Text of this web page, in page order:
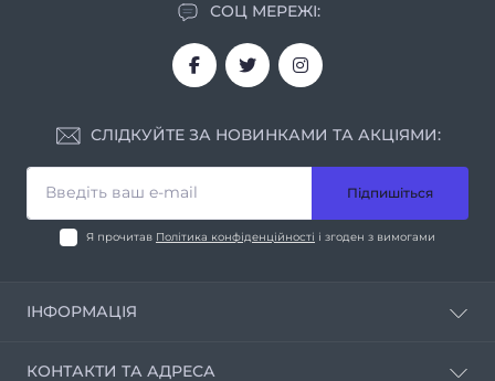
СОЦ МЕРЕЖІ:
СЛІДКУЙТЕ ЗА НОВИНКАМИ ТА АКЦІЯМИ:
Підпишіться
Я прочитав Політика конфіденційності і згоден з вимогами
ІНФОРМАЦІЯ
КОНТАКТИ ТА АДРЕСА